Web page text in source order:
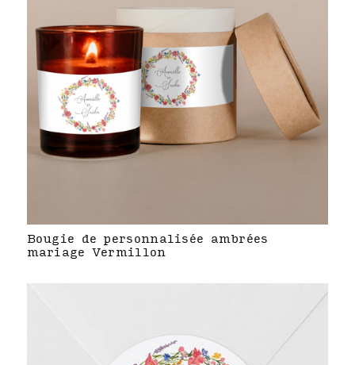
Bougie de personnalisée ambrées
mariage Vermillon